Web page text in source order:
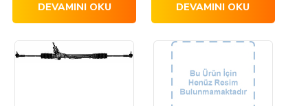
DEVAMINI OKU DEVAMINI OKU